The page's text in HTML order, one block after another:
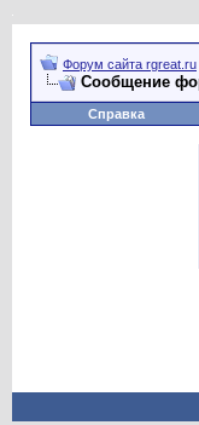
Форум сайта rgreat.ru
Сообщение
Справка